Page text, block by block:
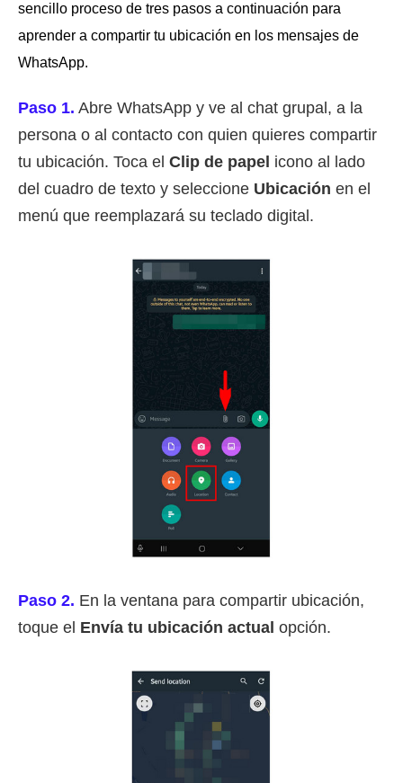
sencillo proceso de tres pasos a continuación para
aprender a compartir tu ubicación en los mensajes de
WhatsApp.
Paso 1. Abre WhatsApp y ve al chat grupal, a la
persona o al contacto con quien quieres compartir
tu ubicación. Toca el Clip de papel icono al lado
del cuadro de texto y seleccione Ubicación en el
menú que reemplazará su teclado digital.
Paso 2. En la ventana para compartir ubicación,
toque el Envía tu ubicación actual opción.